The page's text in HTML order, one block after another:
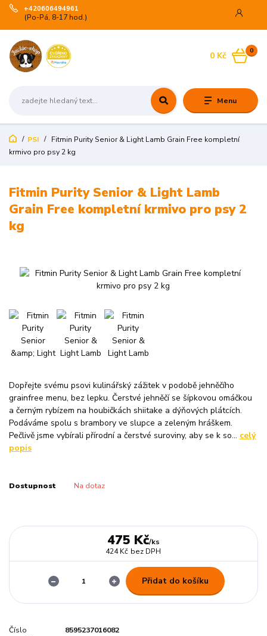
Menu
+420606494961
(Po-Pá, 8-17 hod.)
0
0 Kč
PSI
Fitmin Purity Senior & Light Lamb Grain Free kompletní
krmivo pro psy 2 kg
Fitmin Purity Senior & Light Lamb
Grain Free kompletní krmivo pro psy 2
kg
Dopřejte svému psovi kulinářský zážitek v podobě jehněčího
grainfree menu, bez lepku. Čerstvé jehněčí se šípkovou omáčkou
a černým rybízem na houbičkách shiitake a dýňových plátcích.
Podáváme spolu s brambory ve slupce a zeleným hráškem.
Pečlivě jsme vybírali přírodní a čerstvé suroviny, aby se k so... celý
popis
Dostupnost Na dotaz
475 Kč/ks
424 Kč bez DPH
Přidat do košíku
Číslo
8595237016082